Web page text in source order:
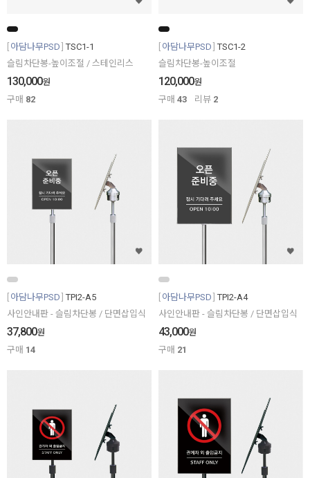
아담나무PSD TSC1-1
슬림차단봉-높이조절 / 스테인리스
130,000원
구매 82
아담나무PSD TSC1-2
슬림차단봉-높이조절
120,000원
구매 43 리뷰 2
아담나무PSD TPI2-A5
사인안내판 - 슬림차단봉 / 단면삽입식
37,800원
구매 14
아담나무PSD TPI2-A4
사인안내판 - 슬림차단봉 / 단면삽입식
43,000원
구매 21